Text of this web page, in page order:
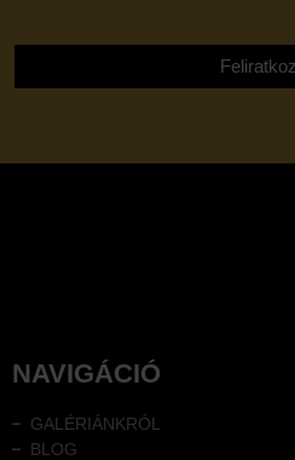
NAVIGÁCIÓ
GALÉRIÁNKRÓL
BLOG